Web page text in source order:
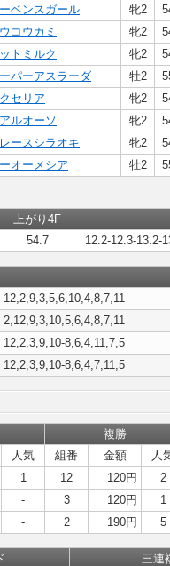
ベンスガール 牝2
コウカミ 牝2
トミルク 牝2
パーアスラーダ 牡2
セリア 牝2
ルオーソ 牝2
ースシラオキ 牝2
オーメシア 牡2
上がり4F
54.7 12.2-12.3-13.2-
12,2,9,3,5,6,10,4,8,7,11
2,12,9,3,10,5,6,4,8,7,11
12,2,3,9,10-8,6,4,11,7,5
12,2,3,9,10-8,6,4,7,11,5
複勝
人気 組番 金額
人
1 12 120円
2
- 3 120円
1
- 2 190円 5
三連